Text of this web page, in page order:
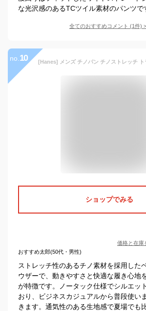
な光沢感のあるTCツイル素材のパンツで
全てのおすすめコメント (1件) >
no. 10
ショップでみる
価格と在庫
おすすめ太郎(50代・男性)
ストレッチ性のあるチノ素材を採用した
ウザーで、動きやすさと快適な履き心地
が特徴です。ノータック仕様でシルエッ
おり、ビジネスカジュアルから普段使い
きます。通気性のある生地感で夏場でも